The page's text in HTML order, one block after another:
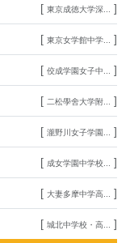
[ 東京成徳大学深... ]
[ 東京女学館中学... ]
[ 佼成学園女子中... ]
[ 二松學舍大学附... ]
[ 瀧野川女子学園... ]
[ 成女学園中学校... ]
[ 大妻多摩中学高... ]
[ 城北中学校・高... ]